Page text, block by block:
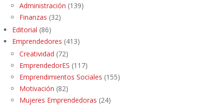
Administración (139)
Finanzas (32)
Editorial (86)
Emprendedores (413)
Creatividad (72)
EmprendedorES (117)
Emprendimientos Sociales (155)
Motivación (82)
Mujeres Emprendedoras (24)